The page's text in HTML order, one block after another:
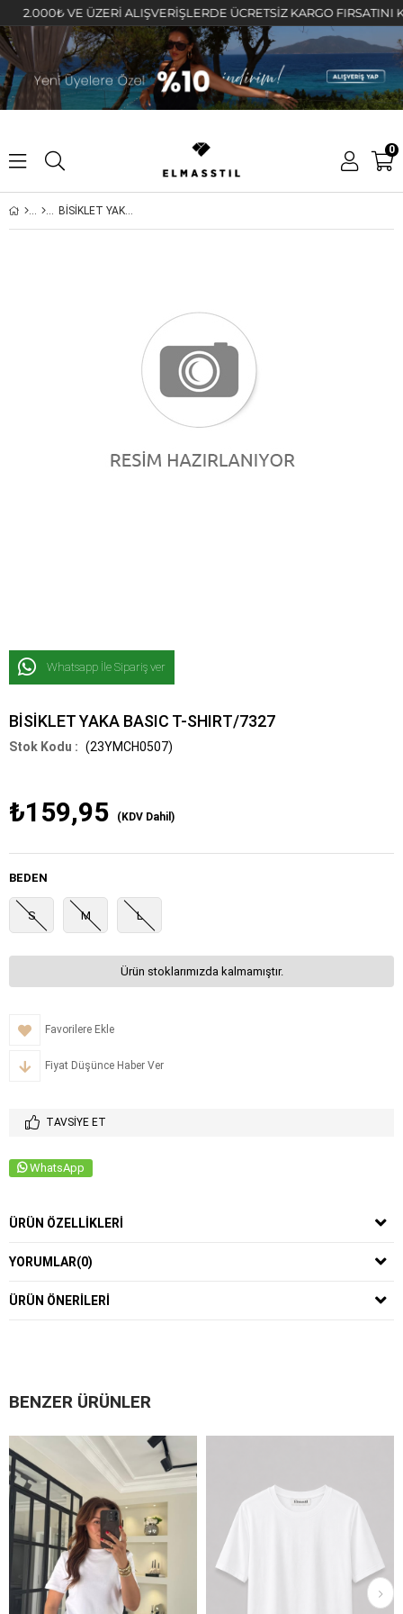
VE ÜZERİ ALIŞVERİŞLERDE ÜCRETSİZ KARGO FIRSATINI
0
BİSİKLET YAKA BASIC T-SHIRT/7327
Whatsapp İle Sipariş ver
BİSİKLET YAKA BASIC T-SHIRT/7327
(23YMCH0507)
₺159,95 (KDV Dahil)
BEDEN
S M L
Ürün stoklarımızda kalmamıştır.
Favorilere Ekle
Fiyat Düşünce Haber Ver
TAVSIYE ET
WhatsApp
ÜRÜN ÖZELLIKLERI
YORUMLAR(0)
ÜRÜN ÖNERILERI
BENZER ÜRÜNLER